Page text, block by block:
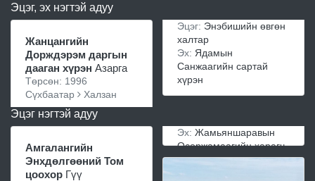
Эцэг, эх нэгтэй адуу
Жанцангийн
Дорждэрэм даргын
дааган хүрэн Азарга
Төрсөн: 1996
Сүхбаатар
Халзан
Эцэг: Энэбишийн өвгөн
халтар
Эх: Ядамын
Санжаагийн сартай
хүрэн
Эцэг нэгтэй адуу
Амгалангийн
Энхдөлгөөний Том
цоохор Гүү
Эх: Жамьяншаравын
Осоржамаагийн харагч